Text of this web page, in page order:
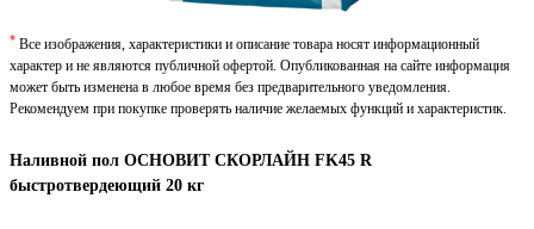
Наливной пол ОСНОВИТ СКОРЛАЙН FK45 R
быстротвердеющий 20 кг
* Все изображения, характеристики и описание товара носят информационный
характер и не являются публичной офертой. Опубликованная на сайте информация
может быть изменена в любое время без предварительного уведомления.
Рекомендуем при покупке проверять наличие желаемых функций и характеристик.